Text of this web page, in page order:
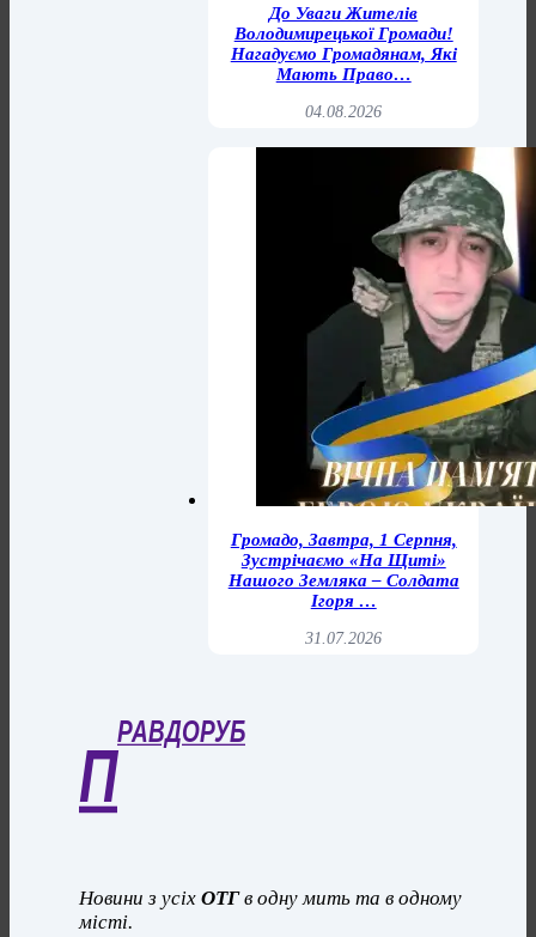
До Уваги Жителів
Володимирецької Громади!
Нагадуємо Громадянам, Які
Мають Право…
04.08.2026
Громадо, Завтра, 1 Серпня,
Зустрічаємо «на Щиті»
Нашого Земляка – Солдата
Ігоря …
31.07.2026
П
РАВДОРУБ
Новини з усіхОТГв одну мить та в одному
місті.